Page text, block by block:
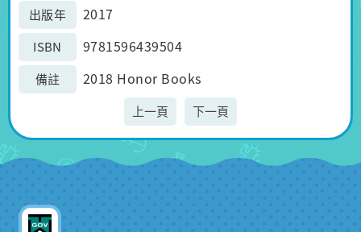
出版年 2017
ISBN 9781596439504
備註 2018 Honor Books
上一頁 下一頁